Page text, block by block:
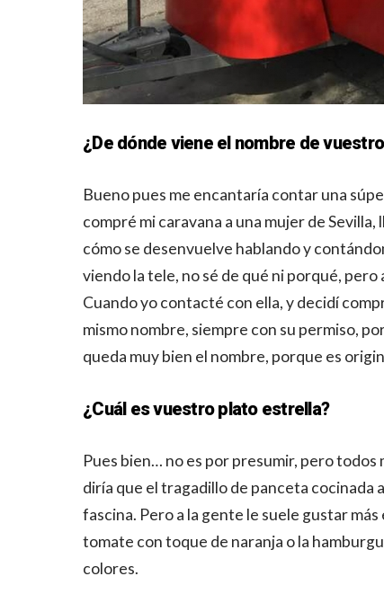
¿De dónde viene el nombre de
Bueno pues me encantaría contar una
compré mi caravana a una mujer de
cómo se desenvuelve hablando y
viendo la tele, no sé de qué ni porqué, pero
Cuando yo contacté con ella, y decidí
mismo nombre, siempre con su permiso,
queda muy bien el nombre, porque es
¿Cuál es vuestro plato estrella?
Pues bien… no es por presumir, pero todos
diría que el tragadillo de panceta cocinada
fascina. Pero a la gente le suele gustar
tomate con toque de naranja o la
colores.